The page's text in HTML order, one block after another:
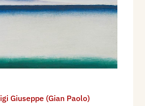
Giuseppe (Gian Paolo)